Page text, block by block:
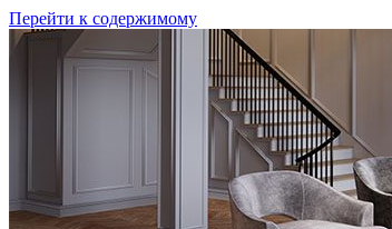
Перейти к содержимому